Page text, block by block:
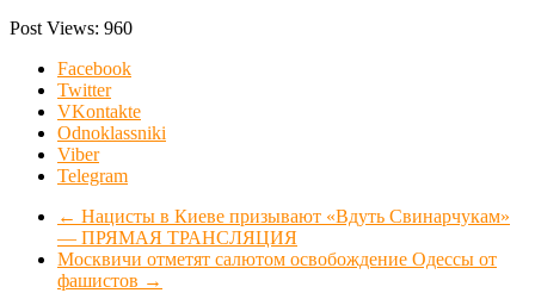
Post Views: 960
Facebook
Twitter
VKontakte
Odnoklassniki
Viber
Telegram
← Нацисты в Киеве призывают «Вдуть Свинарчукам»
— ПРЯМАЯ ТРАНСЛЯЦИЯ
Москвичи отметят салютом освобождение Одессы от
фашистов →